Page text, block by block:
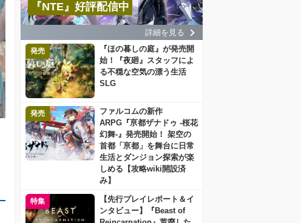
『NTE』好評配信中
詳細を見る
発売
『ほの暮しの庭』が発売開
始！『夜廻』スタッフによ
る不穏な空気の漂う生活
SLG
発売
ファルコムの新作
ARPG『亰都ザナドゥ -桜花
幻舞-』発売開始！ 架空の
首都「亰都」を舞台に日常
生活とダンジョン探索が楽
しめる【攻略wiki開設済
み】
特集
【先行プレイレポート＆イ
ンタビュー】『Beast of